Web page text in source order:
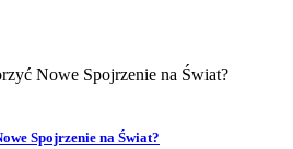
Spojrzenie na Świat?